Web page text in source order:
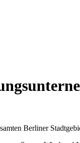
Berliner